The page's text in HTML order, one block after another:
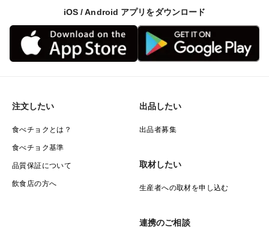
iOS / Android アプリをダウンロード
注文したい
食べチョクとは？
食べチョク基準
品質保証について
飲食店の方へ
出品したい
出品者募集
取材したい
生産者への取材を申し込む
連携のご相談